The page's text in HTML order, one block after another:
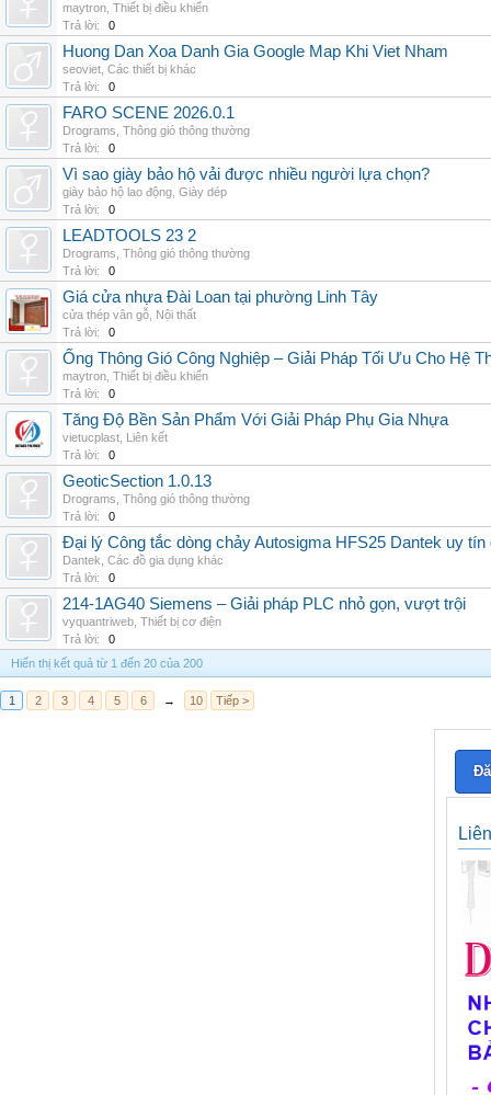
maytron Thiết bị điều khiển
Trả lời:
0
Huong Dan Xoa Danh Gia Google Map Khi Viet Nham
seoviet Các thiết bị khác
Trả lời:
0
FARO SCENE 2026.0.1
Drograms Thông gió thông thường
Trả lời:
0
Vì sao giày bảo hộ vải được nhiều người lựa chọn?
giày bảo hộ lao động Giày dép
Trả lời:
0
LEADTOOLS 23 2
Drograms Thông gió thông thường
Trả lời:
0
Giá cửa nhựa Đài Loan tại phường Linh Tây
cửa thép vân gỗ Nội thất
Trả lời:
0
Ống Thông Gió Công Nghiệp – Giải Pháp Tối Ưu Cho Hệ
maytron Thiết bị điều khiển
Trả lời:
0
Tăng Độ Bền Sản Phẩm Với Giải Pháp Phụ Gia Nhựa
vietucplast Liên kết
Trả lời:
0
GeoticSection 1.0.13
Drograms Thông gió thông thường
Trả lời:
0
Đại lý Công tắc dòng chảy Autosigma HFS25 Dantek uy tín
Dantek Các đồ gia dụng khác
Trả lời:
0
214-1AG40 Siemens – Giải pháp PLC nhỏ gọn, vượt trội
vyquantriweb Thiết bị cơ điện
Trả lời:
0
Hiển thị kết quả từ 1 đến 20 của 200
1 2 3 4 5 6 → 10 Tiếp >